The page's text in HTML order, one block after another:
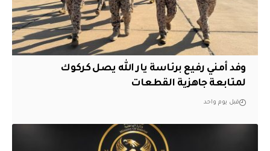
وفد أمني رفيع برئاسة يار الله يصل كركوك
لمتابعة جاهزية القطعات
قبل يوم واحد